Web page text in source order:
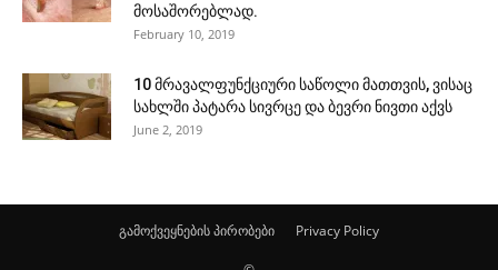
მოსაშორებლად.
February 10, 2019
10 მრავალფუნქციური საწოლი მათთვის, ვისაც
სახლში პატარა სივრცე და ბევრი ნივთი აქვს
June 2, 2019
გამოქვეყნების პირობები Privacy Policy